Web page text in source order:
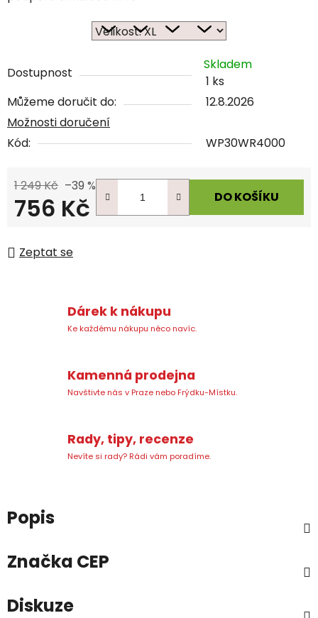
Dostupnost
Skladem
1 ks
Můžeme doručit do:
12.8.2026
Možnosti doručení
Kód:
WP30WR4000
1 249 Kč –39 %
756 Kč DO KOŠÍKU
Zeptat se
Dárek k nákupu
Ke každému nákupu něco navíc.
Kamenná prodejna
Navštivte nás v Praze nebo Frýdku-Místku.
Rady, tipy, recenze
Nevíte si rady? Rádi vám poradíme.
Popis
Značka CEP
Diskuze